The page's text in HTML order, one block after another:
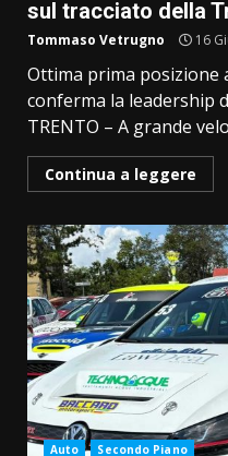
sul tracciato della
Tommaso Vetrugno 16
Ottima prima posizione
conferma la leadership
TRENTO – A grande
Continua a leggere
Auto Secondo Piano